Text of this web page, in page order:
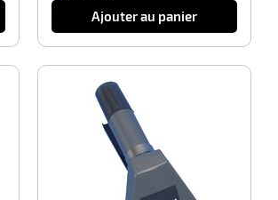
Ajouter au panier